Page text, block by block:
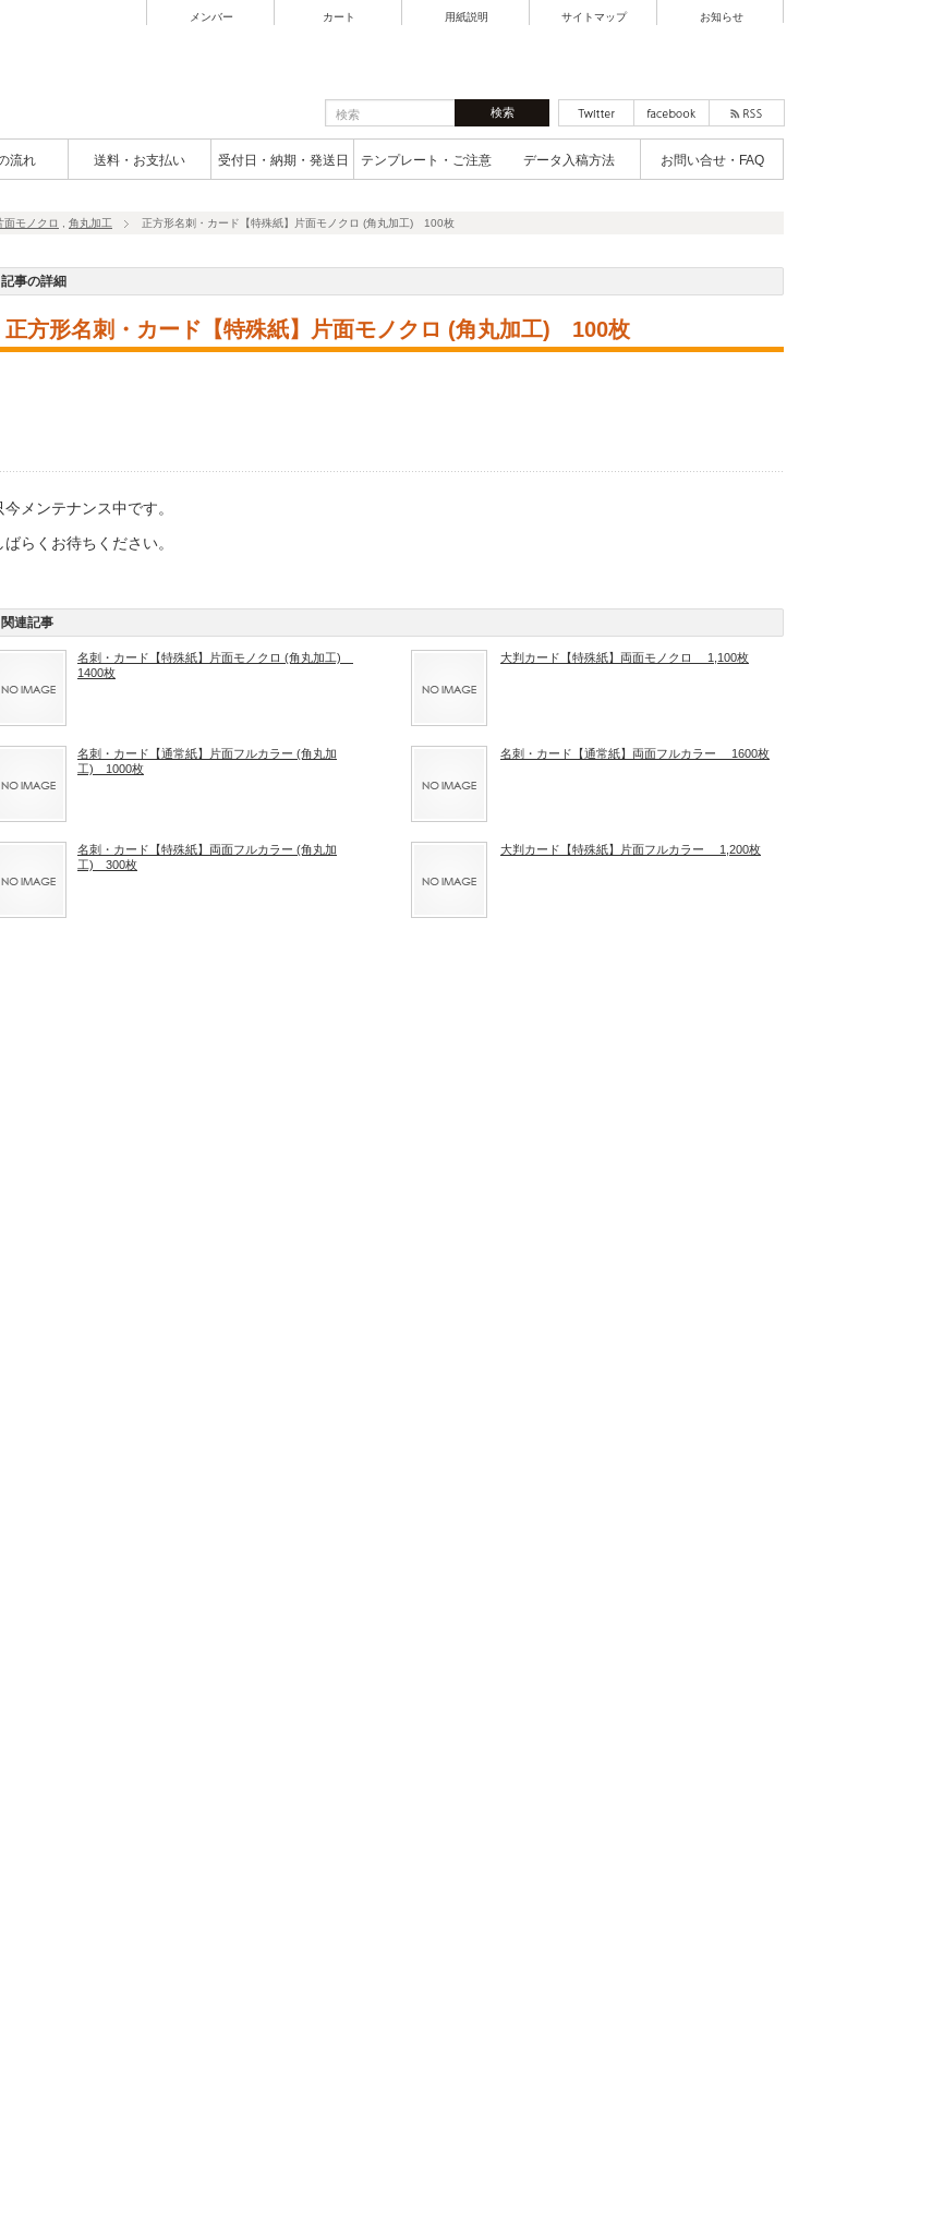
メンバー カート 用紙説明 サイトマップ お知らせ
流れ 送料・お支払い 受付日・納期・発送日 テンプレート・ご注意 データ入稿方法 お問い合せ・FAQ
面モノクロ 角丸加工 正方形名刺・カード【特殊紙】片面モノクロ (角丸加工) 100枚
記事の詳細
正方形名刺・カード【特殊紙】片面モノクロ (角丸加工) 100枚
今メンテナンス中です。
ばらくお待ちください。
関連記事
名刺・カード【特殊紙】片面モノクロ (角丸加工)
1400枚
大判カード【特殊紙】両面モノクロ 1,100枚
名刺・カード【通常紙】片面フルカラー (角丸加
工) 1000枚
名刺・カード【通常紙】両面フルカラー 1600枚
名刺・カード【特殊紙】両面フルカラー (角丸加
工) 300枚
大判カード【特殊紙】片面フルカラー 1,200枚